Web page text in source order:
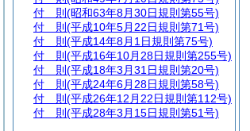
付 則 (昭和63年8月30日規則第55号)
付 則 (平成10年5月22日規則第71号)
付 則 (平成14年8月1日規則第75号)
付 則 (平成16年10月28日規則第255号)
付 則 (平成18年3月31日規則第20号)
付 則 (平成24年6月28日規則第58号)
付 則 (平成26年12月22日規則第112号)
付 則 (平成28年3月15日規則第51号)